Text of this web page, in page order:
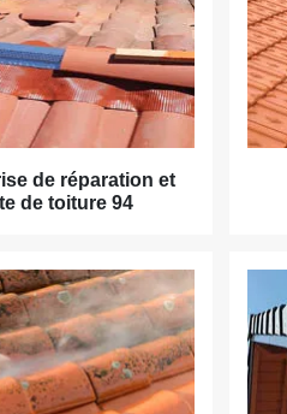
de réparation et
de toiture 94